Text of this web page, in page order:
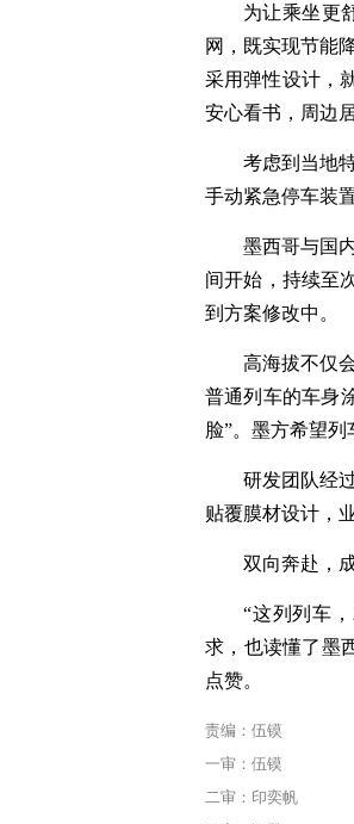
为让乘坐更
网，既实现节能
采用弹性设计，
安心看书，周边
考虑到当地
手动紧急停车装
墨西哥与国
间开始，持续至
到方案修改中。
高海拔不仅
普通列车的车身
脸”。墨方希望列
研发团队经
贴覆膜材设计，
双向奔赴，
“这列列车
求，也读懂了墨
点赞。
责编：伍镆
一审：伍镆
二审：印奕帆